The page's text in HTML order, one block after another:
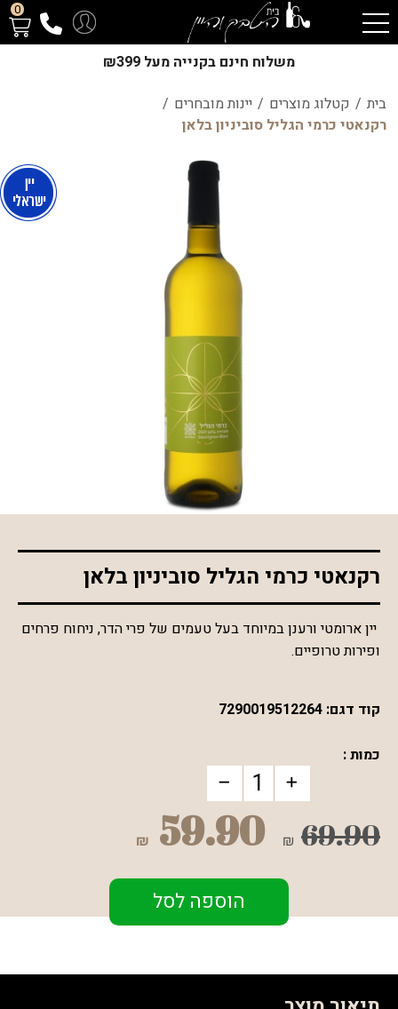
0
משלוח חינם בקנייה מעל ₪399
בית / קטלוג מוצרים / יינות מובחרים /
רקנאטי כרמי הגליל סוביניון בלאן
רקנאטי כרמי הגליל סוביניון בלאן
יין ארומטי ורענן במיוחד בעל טעמים של פרי הדר, ניחוח פרחים
ופירות טרופיים.
קוד דגם: 7290019512264
כמות :
69.90
₪
59.90
₪
הוספה לסל